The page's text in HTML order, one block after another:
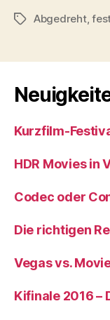
Schlagwörter
Abgedreht,
Kurzfilm-
HDR Movies in
Codec oder
Die richtigen
Vegas vs.
Kifinale 2016 –